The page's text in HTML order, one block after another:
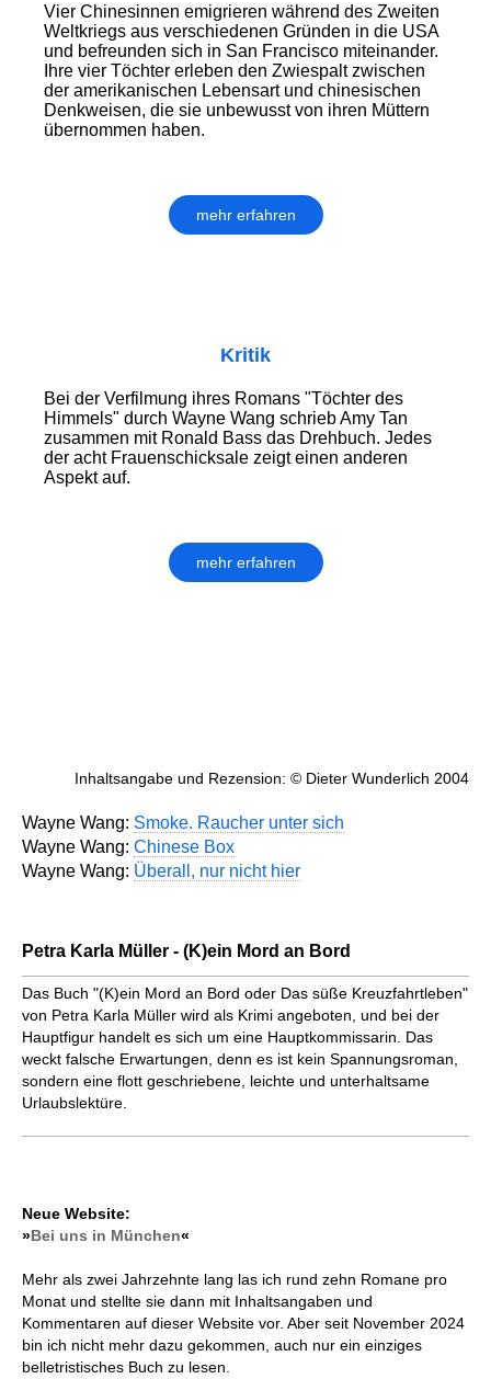
Vier Chinesinnen emigrieren während des Zweiten
Weltkriegs aus verschiedenen Gründen in die USA
und befreunden sich in San Francisco miteinander.
Ihre vier Töchter erleben den Zwiespalt zwischen
der amerikanischen Lebensart und chinesischen
Denkweisen, die sie unbewusst von ihren Müttern
übernommen haben.
mehr erfahren
Kritik
Bei der Verfilmung ihres Romans "Töchter des
Himmels" durch Wayne Wang schrieb Amy Tan
zusammen mit Ronald Bass das Drehbuch. Jedes
der acht Frauenschicksale zeigt einen anderen
Aspekt auf.
mehr erfahren
Inhaltsangabe und Rezension: © Dieter Wunderlich 2004
Wayne Wang: Smoke. Raucher unter sich
Wayne Wang: Chinese Box
Wayne Wang: Überall, nur nicht hier
Petra Karla Müller - (K)ein Mord an Bord
Das Buch "(K)ein Mord an Bord oder Das süße Kreuzfahrtleben"
von Petra Karla Müller wird als Krimi angeboten, und bei der
Hauptfigur handelt es sich um eine Hauptkommissarin. Das
weckt falsche Erwartungen, denn es ist kein Spannungsroman,
sondern eine flott geschriebene, leichte und unterhaltsame
Urlaubslektüre.
Neue Website:
»Bei uns in München«
Mehr als zwei Jahrzehnte lang las ich rund zehn Romane pro
Monat und stellte sie dann mit Inhaltsangaben und
Kommentaren auf dieser Website vor. Aber seit November 2024
bin ich nicht mehr dazu gekommen, auch nur ein einziges
belletristisches Buch zu lesen.